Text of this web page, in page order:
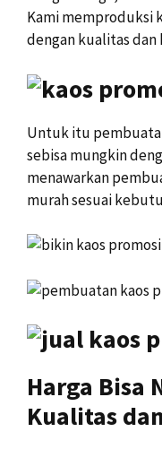
Kami memproduksi
dengan kualitas dan
Untuk itu
sebisa mungkin
menawarkan
murah sesuai
Harga Bisa
Kualitas